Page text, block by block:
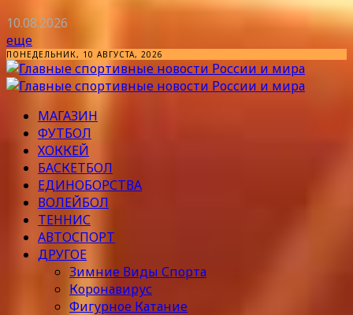
10.08.2026
еще
ПОНЕДЕЛЬНИК, 10 АВГУСТА, 2026
МАГАЗИН
ФУТБОЛ
ХОККЕЙ
БАСКЕТБОЛ
ЕДИНОБОРСТВА
ВОЛЕЙБОЛ
ТЕННИС
АВТОСПОРТ
ДРУГОЕ
Зимние Виды Спорта
Коронавирус
Фигурное Катание